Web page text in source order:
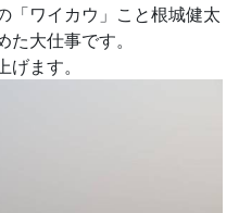
「ワイカウ」こと根城健太
大仕事です。
ます。